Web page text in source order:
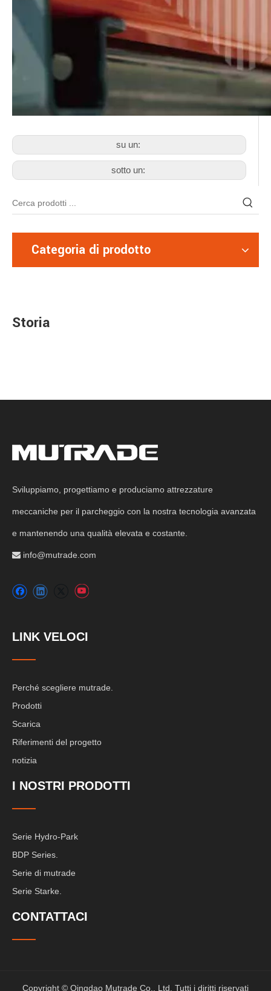
su un:
sotto un:
Categoria di prodotto
Storia
Sviluppiamo, progettiamo e produciamo attrezzature
meccaniche per il parcheggio con la nostra tecnologia avanzata
e mantenendo una qualità elevata e costante.
 info@mutrade.com
LINK VELOCI
Perché scegliere mutrade.
Prodotti
Scarica
Riferimenti del progetto
notizia
I NOSTRI PRODOTTI
Serie Hydro-Park
BDP Series.
Serie di mutrade
Serie Starke.
CONTATTACI
Copyright © Qingdao Mutrade Co., Ltd. Tutti i diritti riservati